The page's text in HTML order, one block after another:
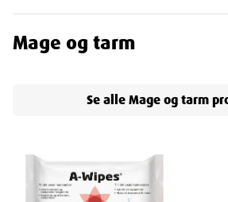
Mage og tarm
Se alleMage og tarm